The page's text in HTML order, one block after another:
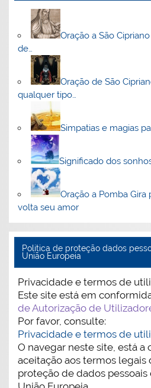
Oração a São
de…
Oração de São
qualquer tipo…
Simpatias e magias
Significado dos
Oração a Pomba Gira
volta seu amor
Politica de proteção dados
União Europeia
Privacidade e termos de
Este site está em
de Autorização de
Por favor, consulte:
Privacidade e termos de
O navegar neste site, está a
aceitação aos termos legais
proteção de dados